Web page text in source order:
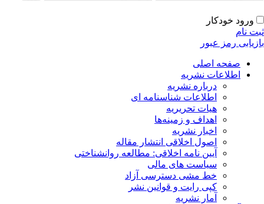
ورود خودکار
نام
رمز عبور
صفحه اصلی
اطلاعات نشریه
درباره نشریه
اطلاعات شناسنامه ای
هیات تحریریه
اهداف و زمینه‌ها
اخبار نشریه
اصول اخلاقی انتشار مقاله
آیین نامه اخلاقی: مطالعه روانشناختی
سیاست های مالی
خط مشی دسترسی آزاد
کپی رایت و قوانین نشر
آمار نشریه